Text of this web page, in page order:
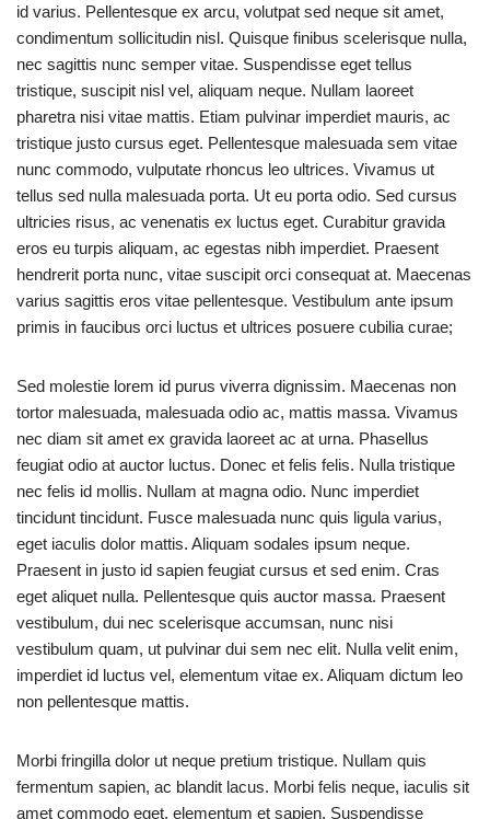
id varius. Pellentesque ex arcu, volutpat sed neque sit amet,
condimentum sollicitudin nisl. Quisque finibus scelerisque nulla,
nec sagittis nunc semper vitae. Suspendisse eget tellus
tristique, suscipit nisl vel, aliquam neque. Nullam laoreet
pharetra nisi vitae mattis. Etiam pulvinar imperdiet mauris, ac
tristique justo cursus eget. Pellentesque malesuada sem vitae
nunc commodo, vulputate rhoncus leo ultrices. Vivamus ut
tellus sed nulla malesuada porta. Ut eu porta odio. Sed cursus
ultricies risus, ac venenatis ex luctus eget. Curabitur gravida
eros eu turpis aliquam, ac egestas nibh imperdiet. Praesent
hendrerit porta nunc, vitae suscipit orci consequat at. Maecenas
varius sagittis eros vitae pellentesque. Vestibulum ante ipsum
primis in faucibus orci luctus et ultrices posuere cubilia curae;
Sed molestie lorem id purus viverra dignissim. Maecenas non
tortor malesuada, malesuada odio ac, mattis massa. Vivamus
nec diam sit amet ex gravida laoreet ac at urna. Phasellus
feugiat odio at auctor luctus. Donec et felis felis. Nulla tristique
nec felis id mollis. Nullam at magna odio. Nunc imperdiet
tincidunt tincidunt. Fusce malesuada nunc quis ligula varius,
eget iaculis dolor mattis. Aliquam sodales ipsum neque.
Praesent in justo id sapien feugiat cursus et sed enim. Cras
eget aliquet nulla. Pellentesque quis auctor massa. Praesent
vestibulum, dui nec scelerisque accumsan, nunc nisi
vestibulum quam, ut pulvinar dui sem nec elit. Nulla velit enim,
imperdiet id luctus vel, elementum vitae ex. Aliquam dictum leo
non pellentesque mattis.
Morbi fringilla dolor ut neque pretium tristique. Nullam quis
fermentum sapien, ac blandit lacus. Morbi felis neque, iaculis sit
amet commodo eget, elementum et sapien. Suspendisse